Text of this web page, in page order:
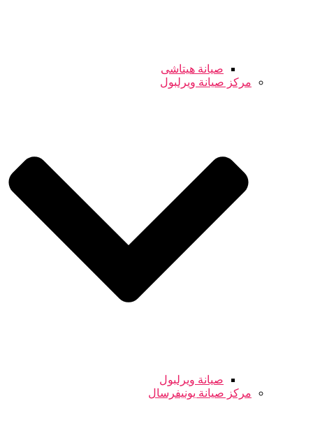
صيانة هيتاشى
مركز صيانة ويرلبول
صيانة ويرلبول
مركز صيانة يونيفرسال